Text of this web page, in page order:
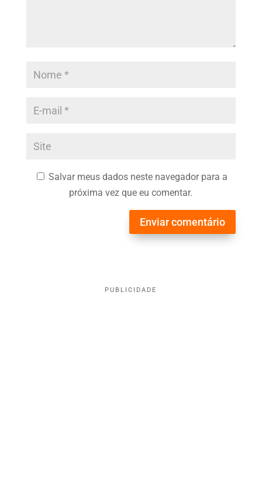
Salvar meus dados neste navegador para a
próxima vez que eu comentar.
Enviar comentário
PUBLICIDADE